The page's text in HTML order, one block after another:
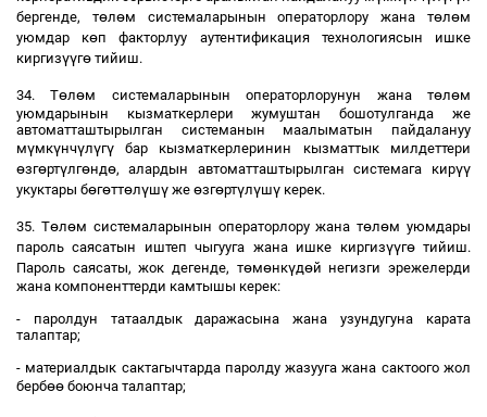
бергенде, төлөм системаларынын операторлору жана төлөм
уюмдар көп факторлуу аутентификация технологиясын ишке
киргизүүгө тийиш.
34. Төлөм системаларынын операторлорунун жана төлөм
уюмдарынын кызматкерлери жумуштан бошотулганда же
автоматташтырылган системанын маалыматын пайдалануу
мүмкүнчүлүгү бар кызматкерлеринин кызматтык милдеттери
өзгөртүлгөндө, алардын автоматташтырылган системага кирүү
укуктары бөгөттөлүшү же өзгөртүлүшү керек.
35. Төлөм системаларынын операторлору жана төлөм уюмдары
пароль саясатын иштеп чыгууга жана ишке киргизүүгөтийиш.
Пароль саясаты, жок дегенде, төмөнкүдөй негизги эрежелерди
жана компоненттерди камтышы керек:
- паролдун татаалдык даражасына жана узундугуна карата
талаптар;
- материалдык сактагычтарда паролду жазууга жана сактоого жол
бербөө боюнча талаптар;